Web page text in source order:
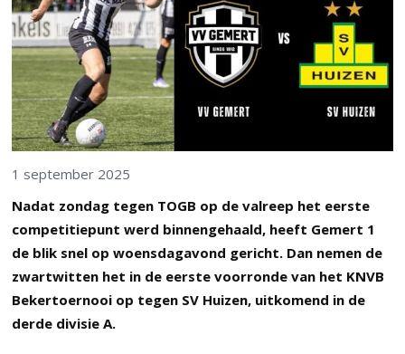
1 september 2025
Nadat zondag tegen TOGB op de valreep het eerste
competitiepunt werd binnengehaald, heeft Gemert 1
de blik snel op woensdagavond gericht. Dan nemen de
zwartwitten het in de eerste voorronde van het KNVB
Bekertoernooi op tegen SV Huizen, uitkomend in de
derde divisie A.